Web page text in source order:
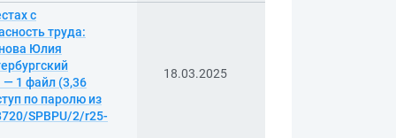
с
труда:
Юлия
— 1 файл (3,36
по паролю из
SPBPU/2/r25-
18.03.2025